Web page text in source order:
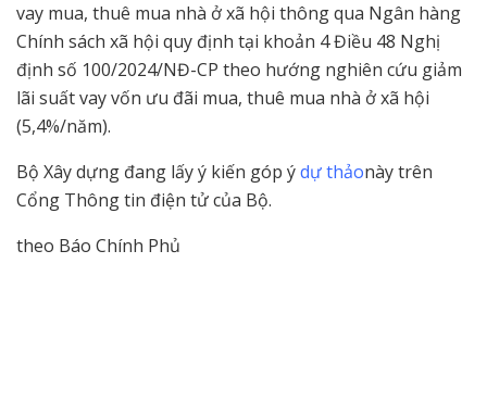
vay mua, thuê mua nhà ở xã hội thông qua Ngân hàng
Chính sách xã hội quy định tại khoản 4 Điều 48 Nghị
định số 100/2024/NĐ-CP theo hướng nghiên cứu giảm
lãi suất vay vốn ưu đãi mua, thuê mua nhà ở xã hội
(5,4%/năm).
Bộ Xây dựng đang lấy ý kiến góp ýdự thảonày trên
Cổng Thông tin điện tử của Bộ.
theo Báo Chính Phủ